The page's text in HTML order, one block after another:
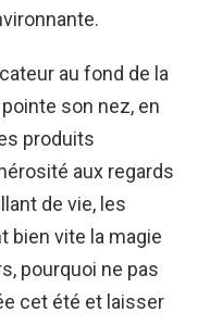
au fond de la
son nez, en
produits
aux regards
de vie, les
bien vite la magie
pourquoi ne pas
cet été et laisser